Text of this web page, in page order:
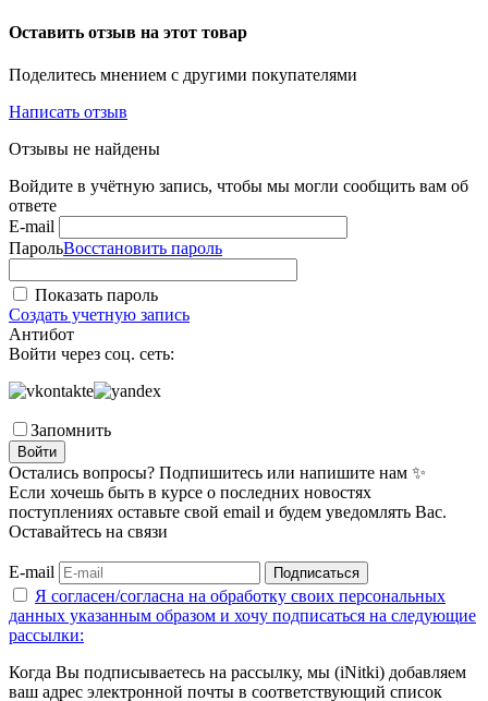
Оставить отзыв на этот товар
Поделитесь мнением с другими покупателями
Написать отзыв
Отзывы не найдены
Войдите в учётную запись, чтобы мы могли сообщить вам об
ответе
E-mail
ПарольВосстановить пароль
Показать пароль
Создать учетную запись
Антибот
Войти через соц. сеть:
Запомнить
Войти
Остались вопросы? Подпишитесь или напишите нам ✨
Если хочешь быть в курсе о последних новостях
поступлениях оставьте свой email и будем уведомлять Вас.
Оставайтесь на связи
E-mail Подписаться
Я согласен/согласна на обработку своих персональных
данных указанным образом и хочу подписаться на следующие
рассылки:
Когда Вы подписываетесь на рассылку, мы (iNitki) добавляем
ваш адрес электронной почты в соответствующий список